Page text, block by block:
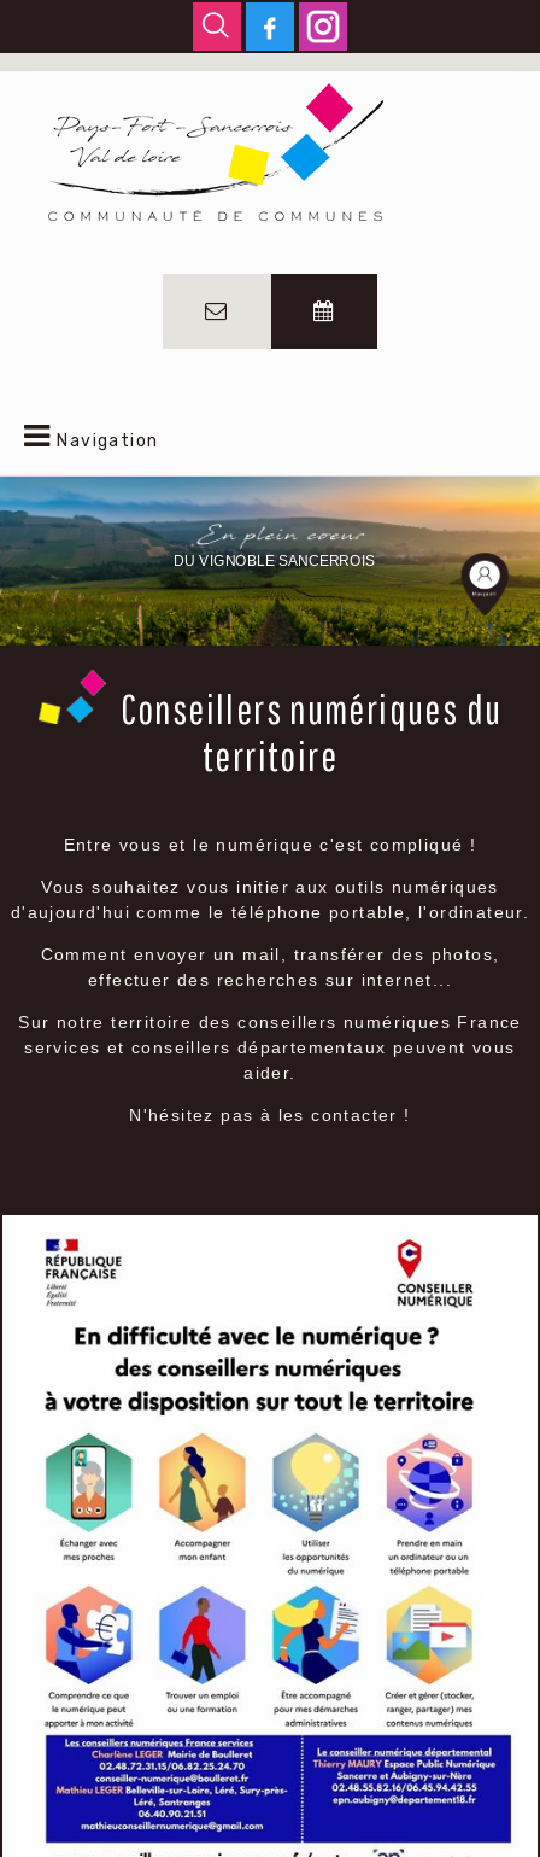
Navigation
DU VIGNOBLE SANCERROIS
Conseillers numériques du
territoire
Entre vous et le numérique c'est compliqué !
Vous souhaitez vous initier aux outils numériques
d'aujourd'hui comme le téléphone portable, l'ordinateur.
Comment envoyer un mail, transférer des photos,
effectuer des recherches sur internet...
Sur notre territoire des conseillers numériques France
services et conseillers départementaux peuvent vous
aider.
N'hésitez pas à les contacter !